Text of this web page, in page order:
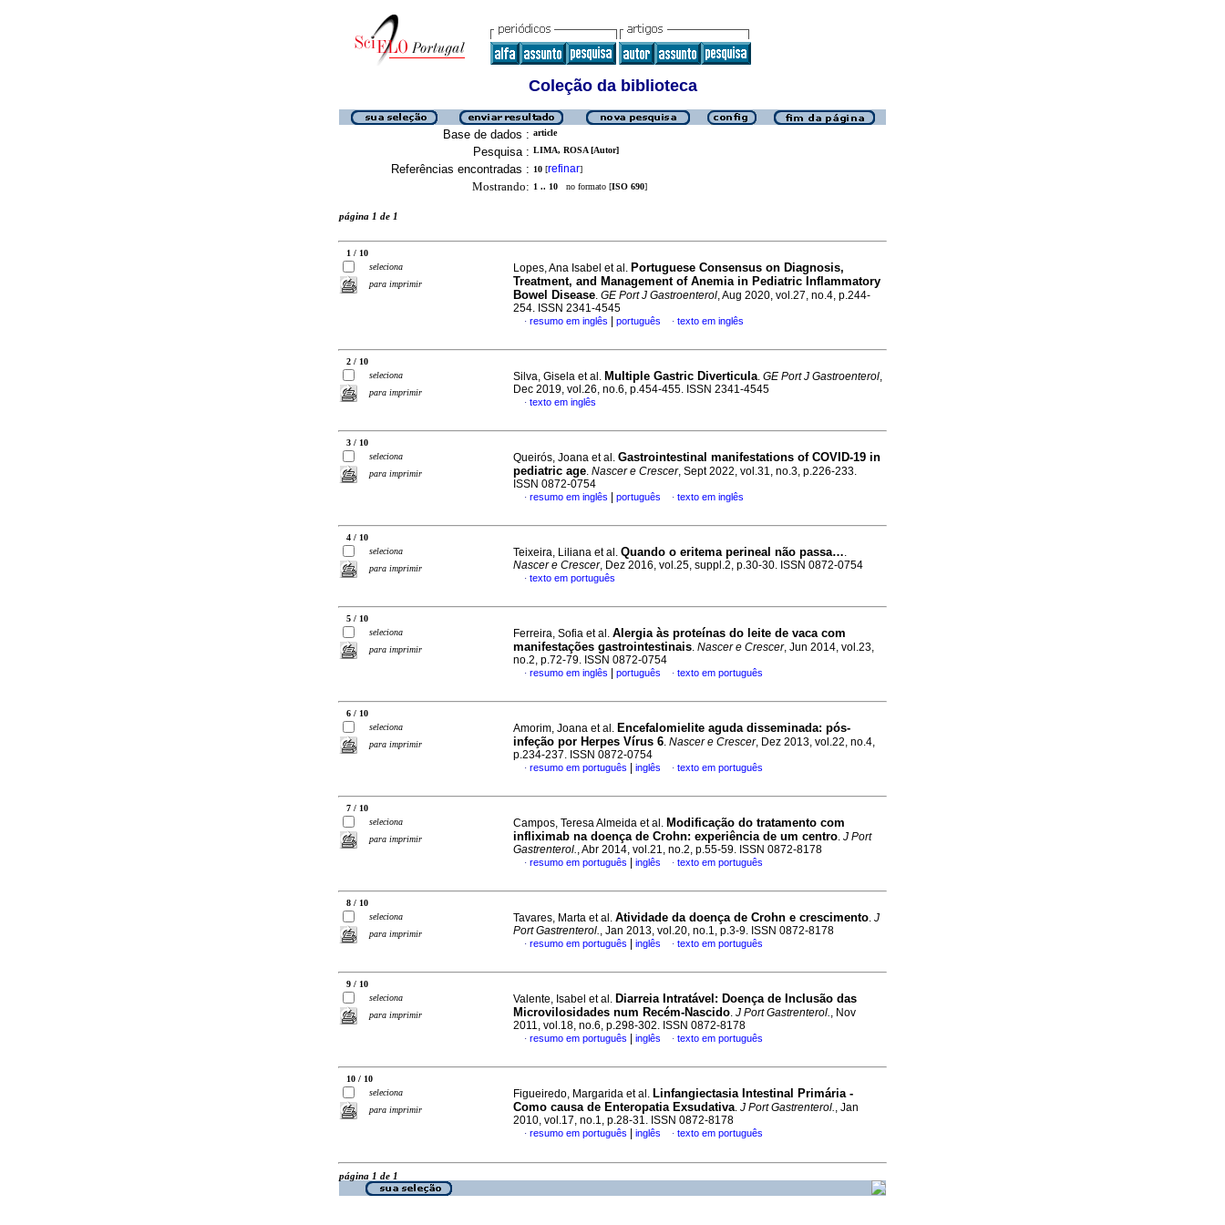
Coleção da biblioteca
Base de dados : article
Pesquisa : LIMA, ROSA [Autor]
Referências encontradas : 10 [refinar]
Mostrando: 1 .. 10 no formato [ISO 690]
página 1 de 1
1 / 10
seleciona
para imprimir
Lopes, Ana Isabel et al. Portuguese Consensus on Diagnosis,
Treatment, and Management of Anemia in Pediatric Inflammatory
Bowel Disease. GE Port J Gastroenterol, Aug 2020, vol.27, no.4, p.244-
254. ISSN 2341-4545
· resumo em inglês português · texto em inglês
2 / 10
seleciona
para imprimir
Silva, Gisela et al. Multiple Gastric Diverticula. GE Port J Gastroenterol,
Dec 2019, vol.26, no.6, p.454-455. ISSN 2341-4545
· texto em inglês
3 / 10
seleciona
para imprimir
Queirós, Joana et al. Gastrointestinal manifestations of COVID-19 in
pediatric age. Nascer e Crescer, Sept 2022, vol.31, no.3, p.226-233.
ISSN 0872-0754
· resumo em inglês português · texto em inglês
4 / 10
seleciona
para imprimir
Teixeira, Liliana et al. Quando o eritema perineal não passa….
Nascer e Crescer, Dez 2016, vol.25, suppl.2, p.30-30. ISSN 0872-0754
· texto em português
5 / 10
seleciona
para imprimir
Ferreira, Sofia et al. Alergia às proteínas do leite de vaca com
manifestações gastrointestinais. Nascer e Crescer, Jun 2014, vol.23,
no.2, p.72-79. ISSN 0872-0754
· resumo em inglês português · texto em português
6 / 10
seleciona
para imprimir
Amorim, Joana et al. Encefalomielite aguda disseminada: pós-
infeção por Herpes Vírus 6. Nascer e Crescer, Dez 2013, vol.22, no.4,
p.234-237. ISSN 0872-0754
· resumo em português inglês · texto em português
7 / 10
seleciona
para imprimir
Campos, Teresa Almeida et al. Modificação do tratamento com
infliximab na doença de Crohn: experiência de um centro. J Port
Gastrenterol., Abr 2014, vol.21, no.2, p.55-59. ISSN 0872-8178
· resumo em português inglês · texto em português
8 / 10
seleciona
para imprimir
Tavares, Marta et al. Atividade da doença de Crohn e crescimento. J
Port Gastrenterol., Jan 2013, vol.20, no.1, p.3-9. ISSN 0872-8178
· resumo em português inglês · texto em português
9 / 10
seleciona
para imprimir
Valente, Isabel et al. Diarreia Intratável : Doença de Inclusão das
Microvilosidades num Recém-Nascido. J Port Gastrenterol., Nov
2011, vol.18, no.6, p.298-302. ISSN 0872-8178
· resumo em português inglês · texto em português
10 / 10
seleciona
para imprimir
Figueiredo, Margarida et al. Linfangiectasia Intestinal Primária -
Como causa de Enteropatia Exsudativa. J Port Gastrenterol., Jan
2010, vol.17, no.1, p.28-31. ISSN 0872-8178
· resumo em português inglês · texto em português
página 1 de 1